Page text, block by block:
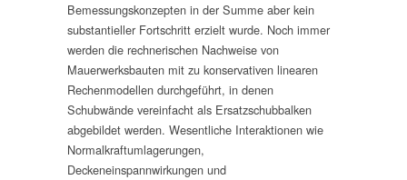
Bemessungskonzepten in der Summe aber kein
substantieller Fortschritt erzielt wurde. Noch immer
werden die rechnerischen Nachweise von
Mauerwerksbauten mit zu konservativen linearen
Rechenmodellen durchgeführt, in denen
Schubwände vereinfacht als Ersatzschubbalken
abgebildet werden. Wesentliche Interaktionen wie
Normalkraftumlagerungen,
Deckeneinspannwirkungen und